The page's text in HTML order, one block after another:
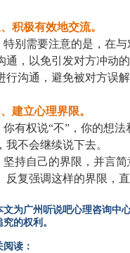
积极有效地交流。
特别需要注意的是，在
通，以免引发对方冲动
行沟通，避免被对方误
建立心理界限。
你有权说“不”，你的想法
我不会继续说下去。
坚持自己的界限，并言
反复强调这样的界限，
文为广州听说吧心理咨询中
究的权利。
阅读：